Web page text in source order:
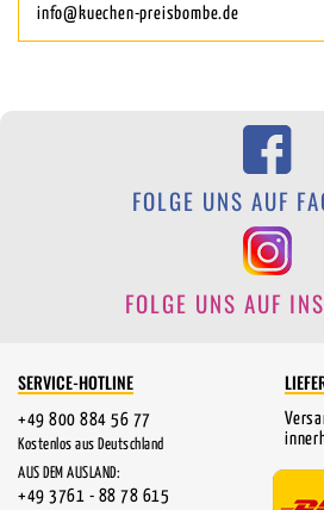
info@kuechen-preisbombe.de
FOLGE UNS AUF
FOLGE UNS AUF
SERVICE-HOTLINE
+49 800 884 56 77
Kostenlos aus Deutschland
AUS DEM AUSLAND:
+49 3761 - 88 78 615